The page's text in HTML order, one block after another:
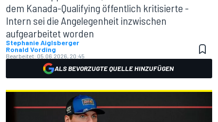
dem Kanada-Qualifying öffentlich kritisierte -
Intern sei die Angelegenheit inzwischen
aufgearbeitet worden
Stephanie Aiglsberger
Ronald Vording
Bearbeitet: 05.06.2026, 20:45
ALS BEVORZUGTE QUELLE HINZUFÜGEN